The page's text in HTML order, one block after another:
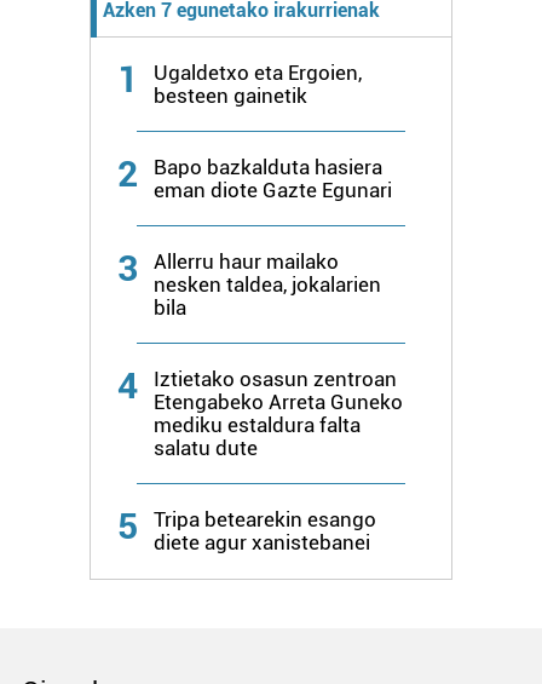
Azken 7 egunetako irakurrienak
1
Ugaldetxo eta Ergoien,
besteen gainetik
2
Bapo bazkalduta hasiera
eman diote Gazte Egunari
3
Allerru haur mailako
nesken taldea, jokalarien
bila
4
Iztietako osasun zentroan
Etengabeko Arreta Guneko
mediku estaldura falta
salatu dute
5
Tripa betearekin esango
diete agur xanistebanei